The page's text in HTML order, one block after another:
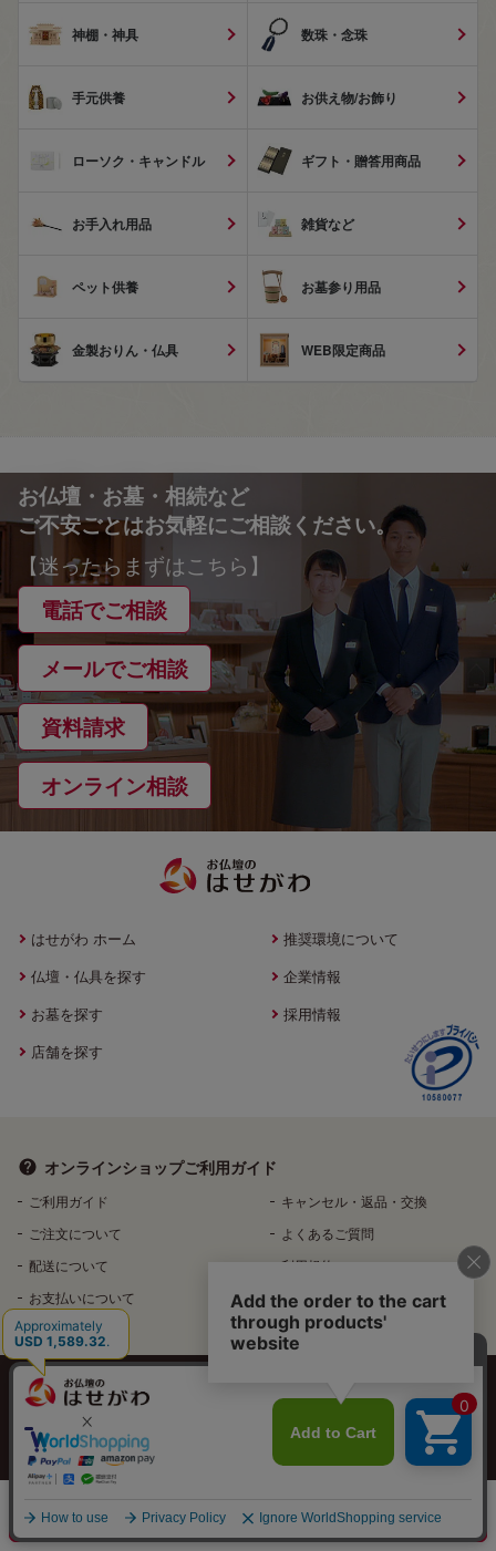
カートに入れる 店舗在庫
神棚・神具 数珠・念珠
手元供養 お供え物/お飾り
ローソク・キャンドル ギフト・贈答用商品
お手入れ用品 雑貨など
ペット供養 お墓参り用品
金製おりん・仏具 WEB限定商品
お仏壇・お墓・相続など
ご不安ごとはお気軽にご相談ください。
【迷ったらまずはこちら】
電話でご相談
メールでご相談
資料請求
オンライン相談
はせがわ ホーム
仏壇・仏具を探す
お墓を探す
店舗を探す
推奨環境について
企業情報
採用情報
オンラインショップご利用ガイド
ご利用ガイド
ご注文について
配送について
お支払いについて
キャンセル・返品・交換
よくあるご質問
利用規約
特定商取引法に基づく表記
個人情報保護方針
特定個人情報などの適正な取扱いに関する基本方針
反社会的勢力排除へ向けた基本方針
Copyright©️ HASEGAWA Co.Ltd. All rights reserved.